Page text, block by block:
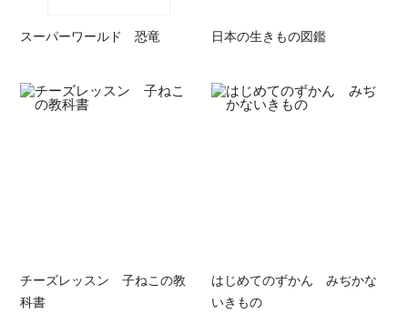
スーパーワールド 恐竜 日本の生きもの図鑑
チーズレッスン 子ねこの教
科書
はじめてのずかん みぢかな
いきもの